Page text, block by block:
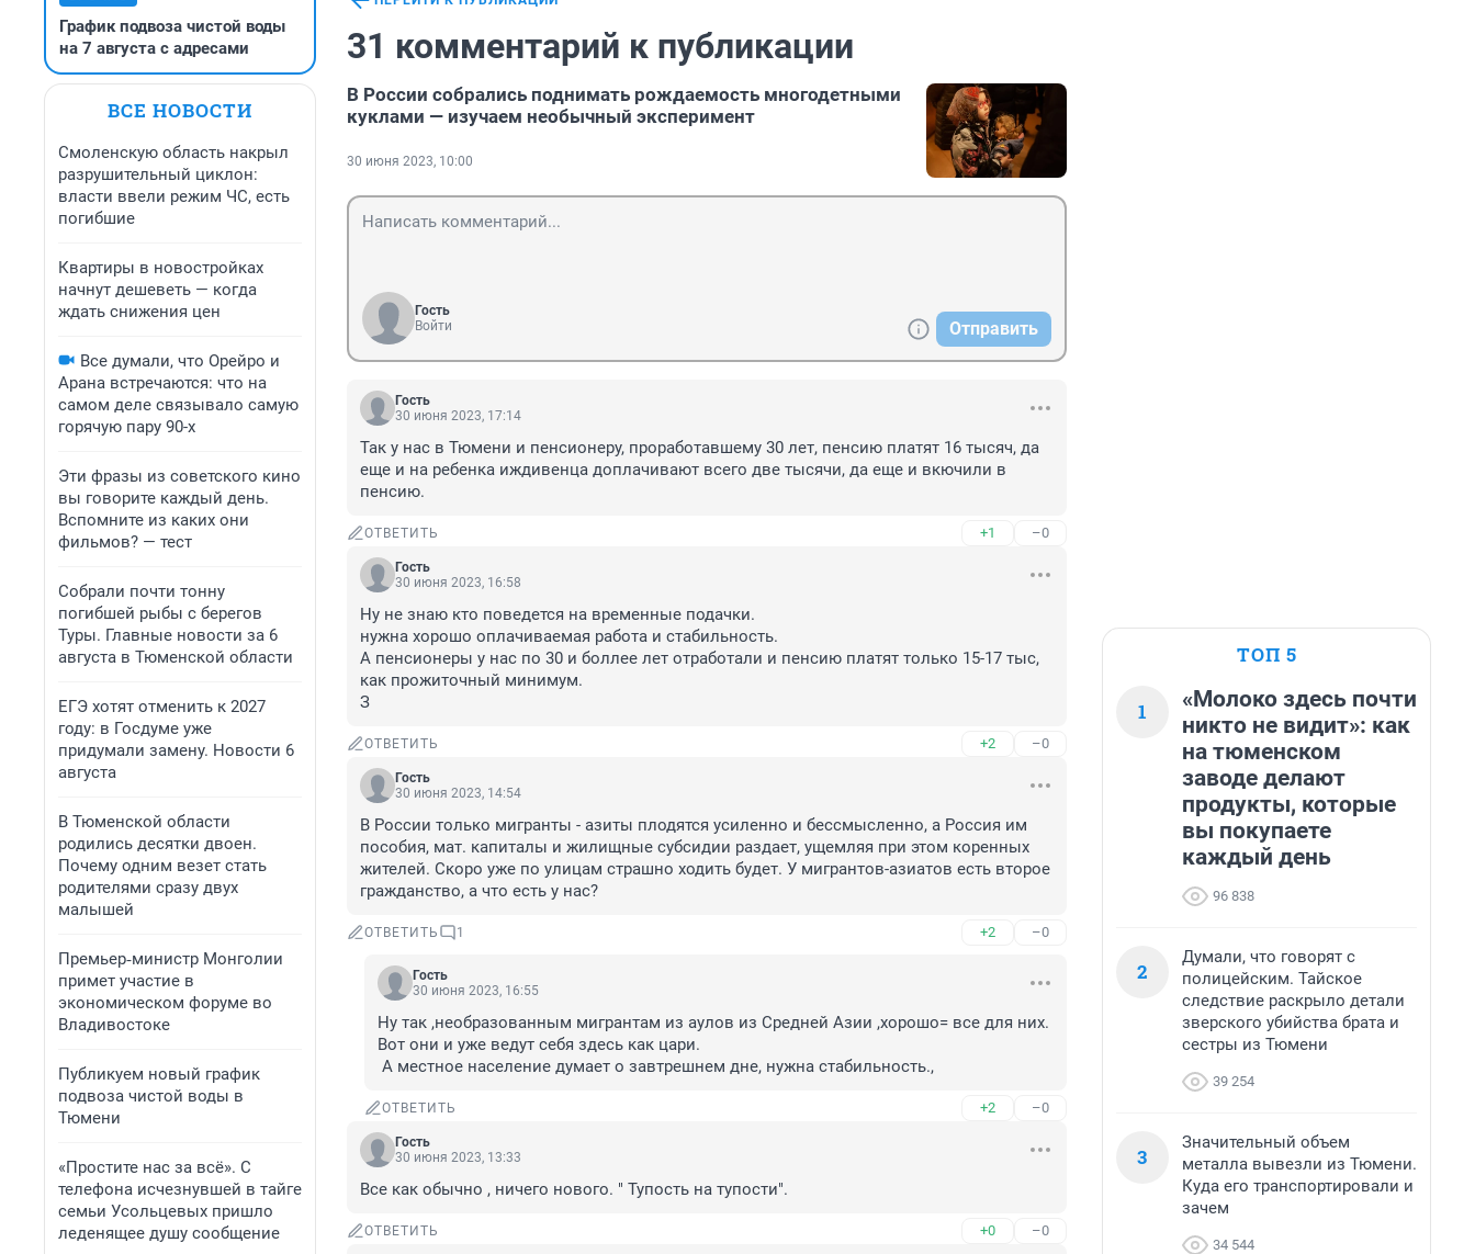
График подвоза чистой воды
на 7 августа с адресами
ВСЕ НОВОСТИ
Смоленскую область накрыл
разрушительный циклон:
власти ввели режим ЧС, есть
погибшие
Квартиры в новостройках
начнут дешеветь — когда
ждать снижения цен
Все думали, что Орейро и
Арана встречаются: что на
самом деле связывало самую
горячую пару 90-х
Эти фразы из советского кино
вы говорите каждый день.
Вспомните из каких они
фильмов? — тест
Собрали почти тонну
погибшей рыбы с берегов
Туры. Главные новости за 6
августа в Тюменской области
ЕГЭ хотят отменить к 2027
году: в Госдуме уже
придумали замену. Новости 6
августа
В Тюменской области
родились десятки двоен.
Почему одним везет стать
родителями сразу двух
малышей
Премьер‑министр Монголии
примет участие в
экономическом форуме во
Владивостоке
Публикуем новый график
подвоза чистой воды в
Тюмени
«Простите нас за всё». С
телефона исчезнувшей в тайге
семьи Усольцевых пришло
леденящее душу сообщение
31 комментарий к публикации
В России собрались поднимать рождаемость многодетными
куклами — изучаем необычный эксперимент
30 июня 2023, 10:00
Гость
Войти
Отправить
Гость
30 июня 2023, 17:14
Так у нас в Тюмени и пенсионеру, проработавшему 30 лет, пенсию платят 16 тысяч, да
еще и на ребенка иждивенца доплачивают всего две тысячи, да еще и вкючили в
пенсию.
ОТВЕТИТЬ +1 –0
Гость
30 июня 2023, 16:58
Ну не знаю кто поведется на временные подачки.
нужна хорошо оплачиваемая работа и стабильность.
А пенсионеры у нас по 30 и боллее лет отработали и пенсию платят только 15-17 тыс,
как прожиточный минимум.
З
ОТВЕТИТЬ +2 –0
Гость
30 июня 2023, 14:54
В России только мигранты - азиты плодятся усиленно и бессмысленно, а Россия им
пособия, мат. капиталы и жилищные субсидии раздает, ущемляя при этом коренных
жителей. Скоро уже по улицам страшно ходить будет. У мигрантов-азиатов есть второе
гражданство, а что есть у нас?
ОТВЕТИТЬ 1 +2 –0
Гость
30 июня 2023, 16:55
Ну так ,необразованным мигрантам из аулов из Средней Азии ,хорошо= все для них.
Вот они и уже ведут себя здесь как цари.
А местное население думает о завтрешнем дне, нужна стабильность.,
ОТВЕТИТЬ +2 –0
Гость
30 июня 2023, 13:33
Все как обычно , ничего нового. " Тупость на тупости".
ОТВЕТИТЬ +0 –0
ТОП 5
1
«Молоко здесь почти
никто не видит»: как
на тюменском
заводе делают
продукты, которые
вы покупаете
каждый день
96 838
2
Думали, что говорят с
полицейским. Тайское
следствие раскрыло детали
зверского убийства брата и
сестры из Тюмени
39 254
3
Значительный объем
металла вывезли из Тюмени.
Куда его транспортировали и
зачем
34 544